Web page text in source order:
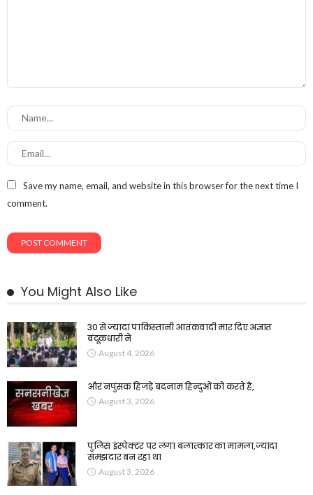
Save my name, email, and website in this browser for the next time I
comment.
You Might Also Like
30 से ज्यादा पाकिस्तानी आतंकवादी मार दिए अज्ञात
बंदूकधारी ने
August 4, 2026
और नपुंसक हिजड़े बदनाम हिन्दुओं को करते है,
August 3, 2026
पुलिस इंस्पेक्टर पर लगा बलात्कार का मामला,ज्यादा
समझदार बन रहा था
August 3, 2026